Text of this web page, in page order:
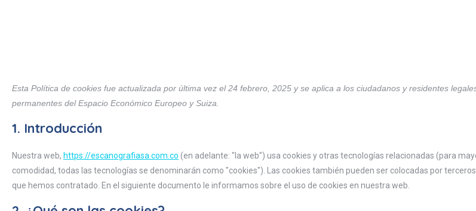
Esta Política de cookies fue actualizada por última vez el 24 febrero, 2025 y se aplica a los ciudadanos y residentes
permanentes del Espacio Económico Europeo y Suiza.
1. Introducción
Nuestra web, https://escanografiasa.com.co (en adelante: "la web") usa cookies y otras tecnologías relacionadas (para
comodidad, todas las tecnologías se denominarán como "cookies"). Las cookies también pueden ser colocadas por terceros
que hemos contratado. En el siguiente documento le informamos sobre el uso de cookies en nuestra web.